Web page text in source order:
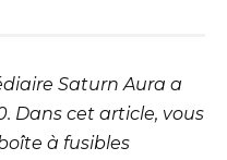
Saturn Aura a
Dans cet article, vous
à fusibles